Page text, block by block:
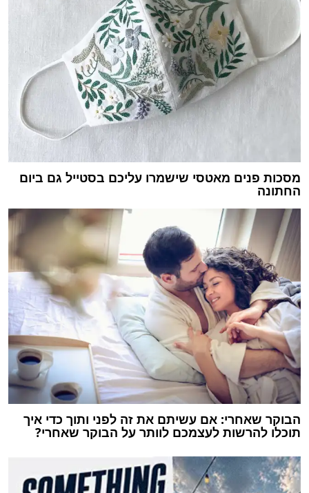
מסכות פנים מאטסי שישמרו עליכם בסטייל גם ביום
החתונה
הבוקר שאחרי: אם עשיתם את זה לפני ותוך כדי איך
תוכלו להרשות לעצמכם לוותר על הבוקר שאחרי?